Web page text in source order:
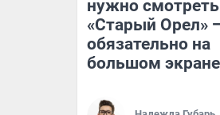
нужно
«Старый Орел»
обязательно на
большом экране